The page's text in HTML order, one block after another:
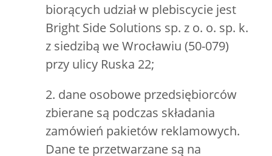
biorących udział w plebiscycie jest
Bright Side Solutions sp. z o. o. sp. k.
z siedzibą we Wrocławiu (50-079)
przy ulicy Ruska 22;
2. dane osobowe przedsiębiorców
zbierane są podczas składania
zamówień pakietów reklamowych.
Dane te przetwarzane są na